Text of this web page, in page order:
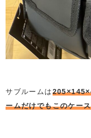
サブルームは
ームだけでもこのケー